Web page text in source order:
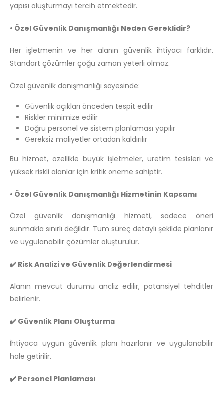
yapısı oluşturmayı tercih etmektedir.
• Özel Güvenlik Danışmanlığı Neden Gereklidir?
Her işletmenin ve her alanın güvenlik ihtiyacı farklıdır.
Standart çözümler çoğu zaman yeterli olmaz.
Özel güvenlik danışmanlığı sayesinde:
Güvenlik açıkları önceden tespit edilir
Riskler minimize edilir
Doğru personel ve sistem planlaması yapılır
Gereksiz maliyetler ortadan kaldırılır
Bu hizmet, özellikle büyük işletmeler, üretim tesisleri ve
yüksek riskli alanlar için kritik öneme sahiptir.
• Özel Güvenlik Danışmanlığı Hizmetinin Kapsamı
Özel güvenlik danışmanlığı hizmeti, sadece öneri
sunmakla sınırlı değildir. Tüm süreç detaylı şekilde planlanır
ve uygulanabilir çözümler oluşturulur.
✔️ Risk Analizi ve Güvenlik Değerlendirmesi
Alanın mevcut durumu analiz edilir, potansiyel tehditler
belirlenir.
✔️ Güvenlik Planı Oluşturma
İhtiyaca uygun güvenlik planı hazırlanır ve uygulanabilir
hale getirilir.
✔️ Personel Planlaması